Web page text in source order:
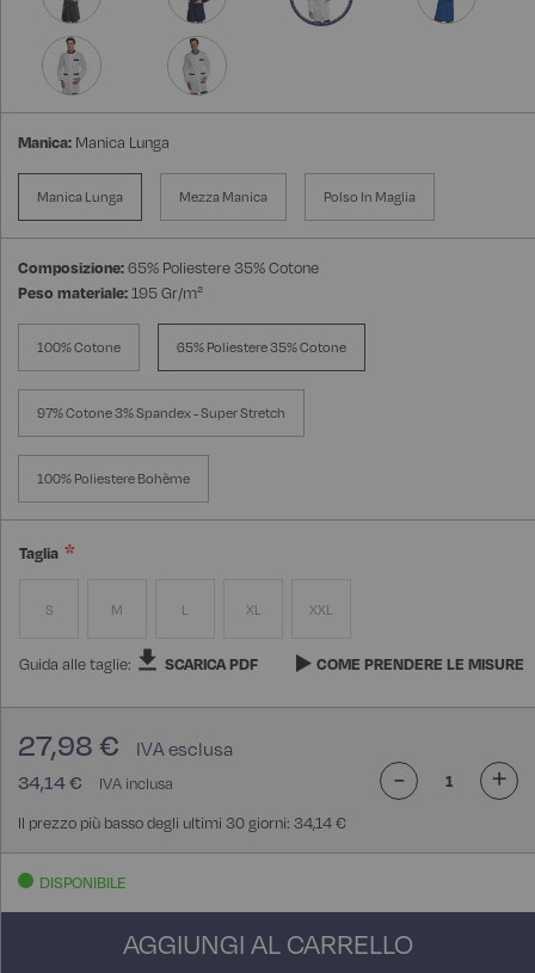
Manica: Manica Lunga
Manica Lunga Mezza Manica Polso In Maglia
Composizione:65% Poliestere 35% Cotone
Peso materiale:195 Gr/m²
100% Cotone 65% Poliestere 35% Cotone
97% Cotone 3% Spandex - Super Stretch
100% Poliestere Bohème
Taglia
S M L XL XXL
Guida alle taglie: SCARICA PDF COME PRENDERE LE MISURE
34,14 €
27,98 €
Il prezzo più basso degli ultimi 30 giorni: 34,14 €
- +
DISPONIBILE
AGGIUNGI AL CARRELLO